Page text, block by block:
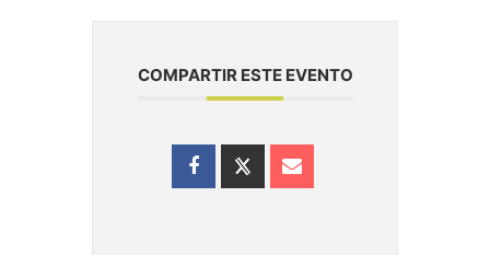
COMPARTIR ESTE EVENTO